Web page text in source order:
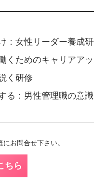
：女性リーダー養成
くためのキャリアア
く研修
る：男性管理職の意
お問合せ下さい。
ちら